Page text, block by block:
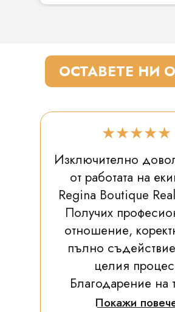
ОСТАВЕТЕ НИ
★★★★★
Изключително
от работата на
Regina Boutique
Получих
отношение,
пълно
целия
Благодарение на
Покажи